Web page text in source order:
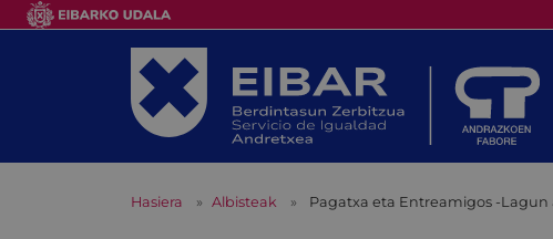
Hasiera Albisteak Pagatxa eta Entreamigos -